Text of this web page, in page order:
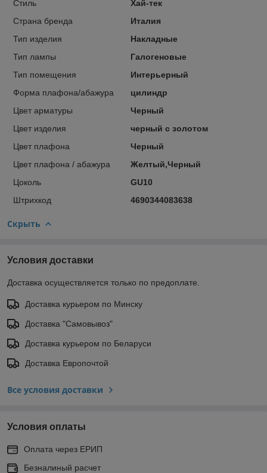
Стиль
Хай-тек
Страна бренда
Италия
Тип изделия
Накладные
Тип лампы
Галогеновые
Тип помещения
Интерьерный
Форма плафона/абажура
цилиндр
Цвет арматуры
Черный
Цвет изделия
черный с золотом
Цвет плафона
Черный
Цвет плафона / абажура
Желтый,Черный
Цоколь
GU10
Штрихкод
4690344083638
Скрыть
Условия доставки
Доставка осуществляется только по предоплате.
Доставка курьером по Минску
Доставка "Самовывоз"
Доставка курьером по Беларуси
Доставка Европочтой
Все условия доставки
Условия оплаты
Оплата через ЕРИП
Безналиный расчет